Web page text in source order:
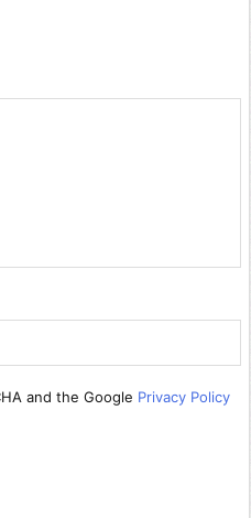
and the Google Privacy Policy